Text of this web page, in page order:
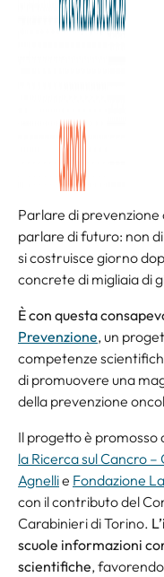
Dottor Giovanni
Parlare di prevenzione
parlare di futuro: non
si costruisce giorno
concrete di migliaia di
È con questa
Prevenzione, un
competenze
di promuovere una
della prevenzione
Il progetto è promosso
la Ricerca sul Cancro –
Agnellie Fondazione
con il contributo del
Carabinieri di Torino.
scuole informazioni
scientifiche,